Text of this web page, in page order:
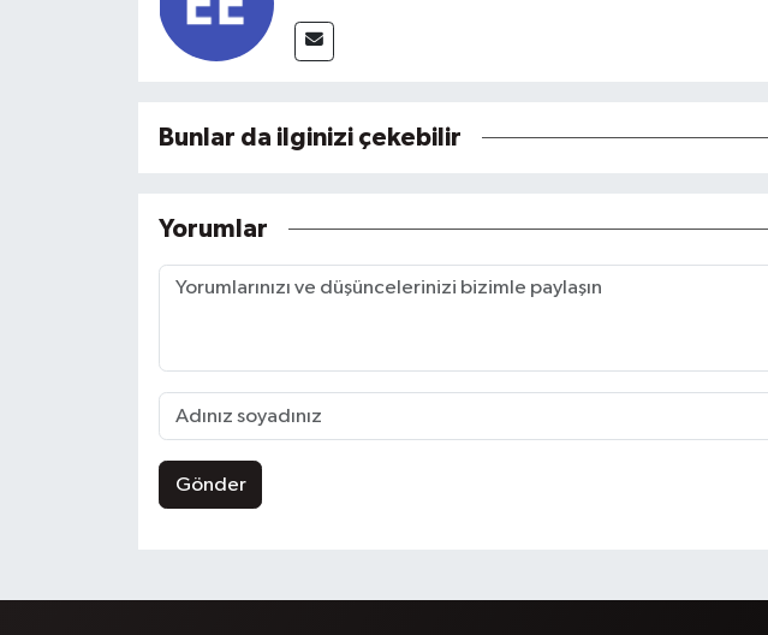
Bunlar da ilginizi çekebilir
Yorumlar
Gönder